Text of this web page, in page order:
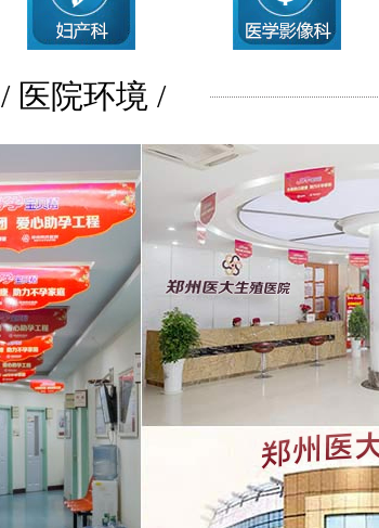
/ 医院环境 /